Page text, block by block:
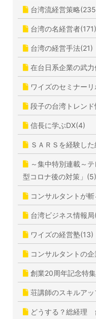
台湾流経営策略
台湾の名経営者(171)
台湾の経営手法(21)
在台日系企業の武
ワイズのセミナー
段子の台湾トレン
信長に学ぶDX(4)
ＳＡＲＳを経験し
～集中特別連載～
型コロナ後の対策」(5)
コンサルタントが
台湾ビジネス情報
ワイズの経営塾(13)
コンサルタントの
創業20周年記念特
荘講師のスキルア
どうする？総経理